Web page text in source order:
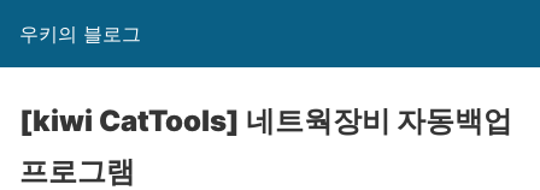
우키의 블로그
[kiwi CatTools] 네트웍장비 자동백업
프로그램